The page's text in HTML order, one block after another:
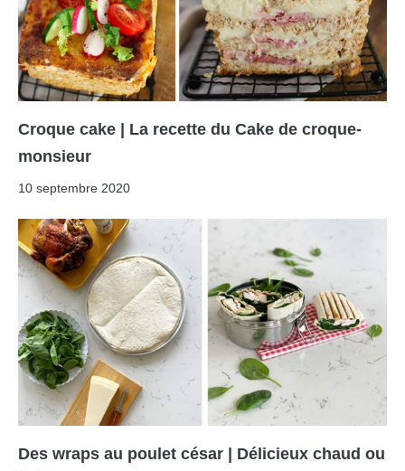
Croque cake | La recette du Cake de croque-
monsieur
10 septembre 2020
Des wraps au poulet césar | Délicieux chaud ou